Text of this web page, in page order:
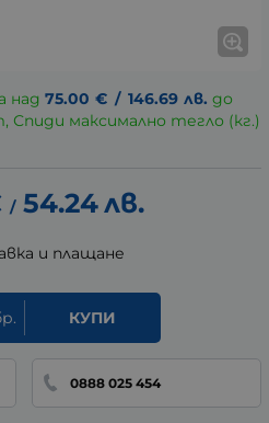
над 75.00 € / 146.69 лв. до
Спиди максимално тегло (кг.)
/ 54.24лв.
и плащане
КУПИ
0888 025 454